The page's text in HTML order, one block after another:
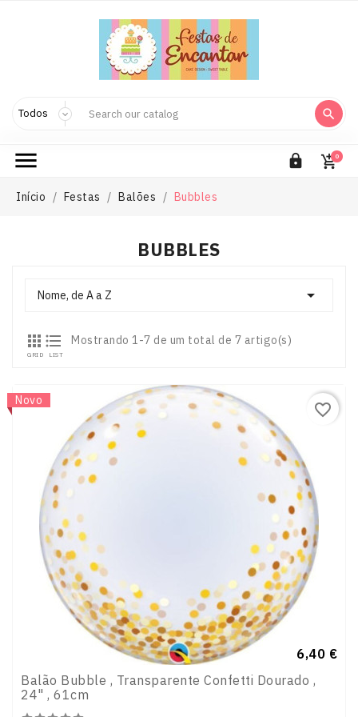

  0
Início Festas Balões Bubbles
BUBBLES
Nome, de A a Z 

GRID

LIST
Mostrando 1-7 de um total de 7 artigo(s)
Preço
6,40 €
Novo
Balão Bubble , Transparente Confetti Dourado ,
24" , 61cm
favorite_border